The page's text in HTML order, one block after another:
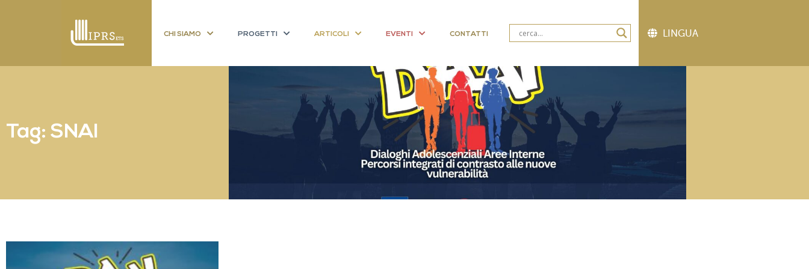
CHI SIAMO PROGETTI ARTICOLI EVENTI CONTATTI
Tag: SNAI